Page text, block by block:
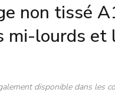
non tissé
mi-lourds et
disponible dans les